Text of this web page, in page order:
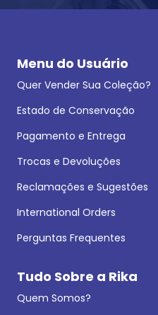
Menu do Usuário
Quer Vender Sua Coleção?
Estado de Conservação
Pagamento e Entrega
Trocas e Devoluções
Reclamações e Sugestões
International Orders
Perguntas Frequentes
Tudo Sobre a Rika
Quem Somos?